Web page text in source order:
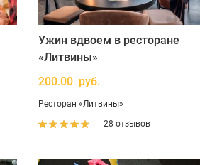
Ужин вдвоем в ресторане
«Литвины»
200.00 руб.
Ресторан «Литвины»
28 отзывов